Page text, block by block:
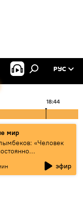
РУС
18:44
мир
«Человек
эфир